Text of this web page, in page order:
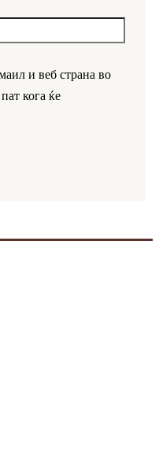
и веб страна во
кога ќе